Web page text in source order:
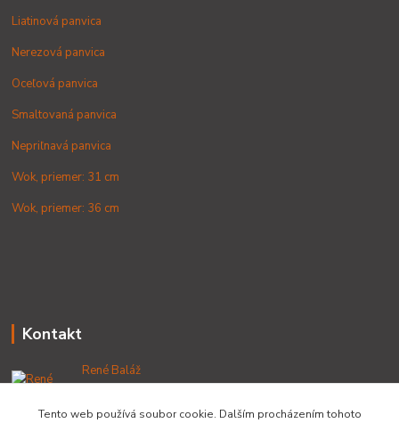
Liatinová panvica
Nerezová panvica
Oceľová panvica
Smaltovaná panvica
Nepriľnavá panvica
Wok, priemer: 31 cm
Wok, priemer: 36 cm
Kontakt
René Baláž
+421 902 212 007
od 8:00 - do 16:00 hod
Tento web používá soubor cookie. Dalším procházením tohoto